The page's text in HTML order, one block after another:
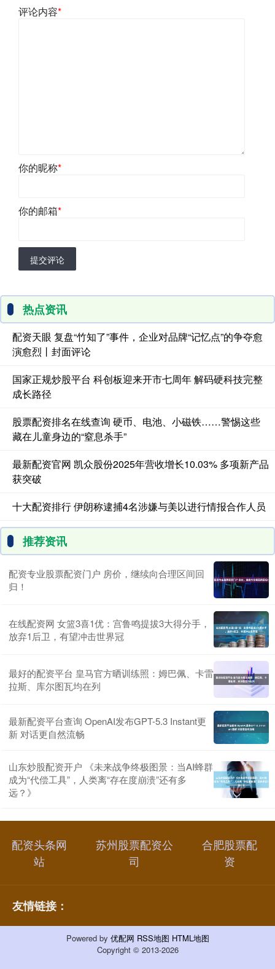
评论内容*
你的昵称*
你的邮箱*
提交评论
热点资讯
配资天眼 复盘“竹知了”事件，企业对品牌“记忆点”的争夺愈
演愈烈丨封面评论
国家正规炒股平台 科创板迎来开市七周年 解码硬科技完整
成长路径
股票配资排名在线查询 硬币、电池、小磁铁……警惕这些
藏在儿童身边的“窒息杀手”
最新配资官网 凯众股份2025年营收增长10.03% 多项新产品
获突破
十大配资排行 伊朗称逮捕4名涉嫌与美以进行情报合作人员
推荐资讯
配资专业股票配资门户 房价，继续向合理区间回
归！
在线配资网 女篮3喜1优：宫鲁鸣提拔3大得分手，
放弃1后卫，有望冲击世界冠
最好的配资平台 皇马官方晒训练照：姆巴佩、卡雷
拉斯、库尔图瓦均在列
最新配资平台查询 OpenAI发布GPT-5.3 Instant更
新 对话更自然流畅
山东炒股配资开户 《未来战争终极图景：当AI蜂群
成为“代偿工具”，人类离“存在度崩溃”还有多
远？》
配资头条网
站
苏州股票配资公
司
合肥股票配
资
友情链接：
Powered by 优配网 RSS地图 HTML地图
Copyright © 2013-2026